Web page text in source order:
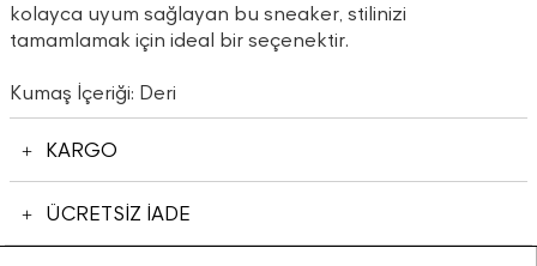
kolayca uyum sağlayan bu sneaker, stilinizi
tamamlamak için ideal bir seçenektir.
Kumaş İçeriği: Deri
KARGO
ÜCRETSİZ İADE